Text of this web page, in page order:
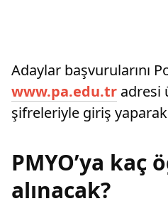
Adaylar başvurularını
www.pa.edu.tr adresi
şifreleriyle giriş
PMYO’ya kaç
alınacak?